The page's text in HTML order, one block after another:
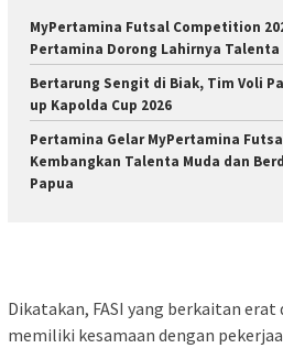
MyPertamina Futsal Competition
Pertamina Dorong Lahirnya
​Bertarung Sengit di Biak, Tim Voli
up Kapolda Cup 2026
Pertamina Gelar MyPertamina
Kembangkan Talenta Muda dan
Papua
Dikatakan, FASI yang berkaitan
memiliki kesamaan dengan